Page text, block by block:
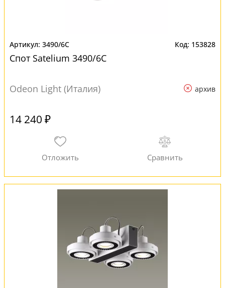
3490/6C 153828
Спот Satelium 3490/6C
Odeon Light (Италия) архив
14 240 ₽